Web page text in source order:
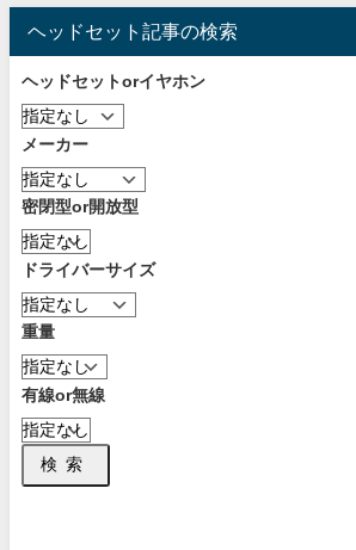
ヘッドセット記事の検索
ヘッドセットorイヤホン
メーカー
密閉型or開放型
ドライバーサイズ
重量
有線or無線
検索